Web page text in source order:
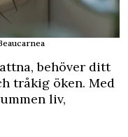
behöver ditt
tråkig öken. Med
liv,